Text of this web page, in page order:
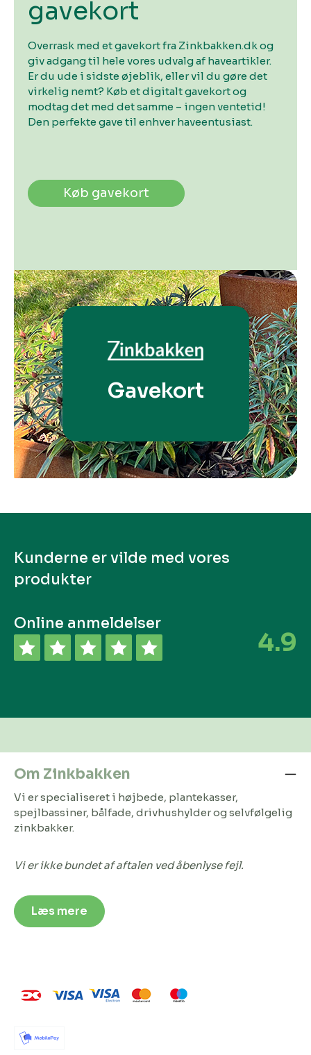
gavekort
Overrask med et gavekort fra Zinkbakken.dk og
giv adgang til hele vores udvalg af haveartikler.
Er du ude i sidste øjeblik, eller vil du gøre det
virkelig nemt? Køb et digitalt gavekort og
modtag det med det samme – ingen ventetid!
Den perfekte gave til enhver haveentusiast.
Køb gavekort
Gavekort
Kunderne er vilde med vores
produkter
Online anmeldelser
4.9
Om Zinkbakken
Vi er specialiseret i højbede, plantekasser,
spejlbassiner, bålfade, drivhushylder og selvfølgelig
zinkbakker.
Vi er ikke bundet af aftalen ved åbenlyse fejl.
Læs mere